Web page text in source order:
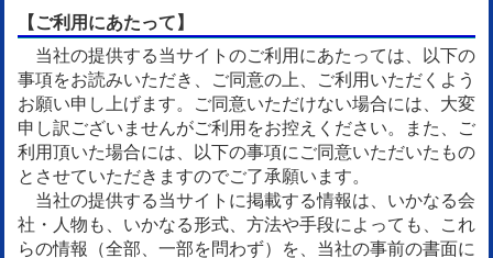
【ご利用にあたって】
当社の提供する当サイトのご利用にあたっては、以下の
事項をお読みいただき、ご同意の上、ご利用いただくよう
お願い申し上げます。ご同意いただけない場合には、大変
申し訳ございませんがご利用をお控えください。また、ご
利用頂いた場合には、以下の事項にご同意いただいたもの
とさせていただきますのでご了承願います。
当社の提供する当サイトに掲載する情報は、いかなる会
社・人物も、いかなる形式、方法や手段によっても、これ
らの情報（全部、一部を問わず）を、当社の事前の書面に